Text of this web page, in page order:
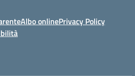
Albo onlinePrivacy Policy